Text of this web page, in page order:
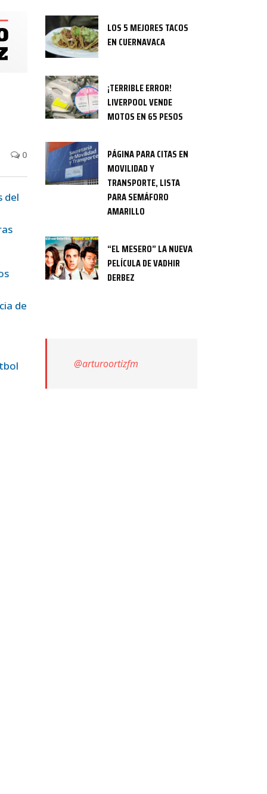
0
del
de
LOS 5 MEJORES TACOS
EN CUERNAVACA
¡TERRIBLE ERROR!
LIVERPOOL VENDE
MOTOS EN 65 PESOS
PÁGINA PARA CITAS EN
MOVILIDAD Y
TRANSPORTE, LISTA
PARA SEMÁFORO
AMARILLO
“EL MESERO” LA NUEVA
PELÍCULA DE VADHIR
DERBEZ
@arturoortizfm